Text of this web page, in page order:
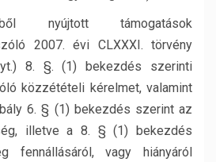
nyújtott támogatások
2007. évi CLXXXI. törvény
8. §. (1) bekezdés szerinti
közzétételi kérelmet, valamint
6. § (1) bekezdés szerint az
illetve a 8. § (1) bekezdés
fennállásáról, vagy hiányáról